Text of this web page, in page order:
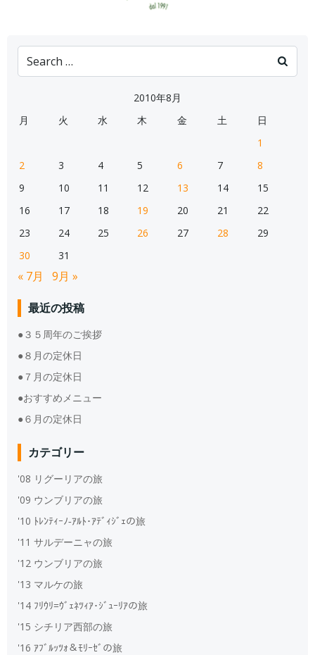
Search
for:
2010年8月
月
火 水 木 金 土
日
1
2
3 4 5 6 7
8
9
10 11 12 13 14
15
16
17 18 19 20 21
22
23
24 25 26 27 28
29
30
31
« 7月 9月 »
最近の投稿
●３５周年のご挨拶
●８月の定休日
●７月の定休日
●おすすめメニュー
●６月の定休日
カテゴリー
'08 リグーリアの旅
'09 ウンブリアの旅
'10 ﾄﾚﾝﾃｨｰﾉ‐ｱﾙﾄ･ｱﾃﾞｨｼﾞｪの旅
'11 サルデーニャの旅
'12 ウンブリアの旅
'13 マルケの旅
'14 ﾌﾘｳﾘ=ｳﾞｪﾈﾂｨｱ･ｼﾞｭｰﾘｱの旅
'15 シチリア西部の旅
'16 ｱﾌﾞﾙｯﾂｫ＆ﾓﾘｰｾﾞの旅